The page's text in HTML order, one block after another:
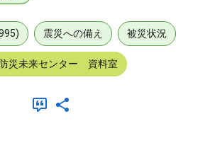
震災への備え 被災状況
災未来センター 資料室